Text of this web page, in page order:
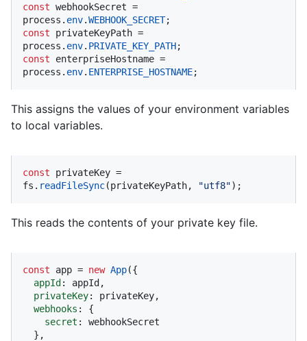
const webhookSecret =
process. env.WEBHOOK_SECRET
const privateKeyPath =
process. env. PRIVATE_KEY_PATH
const enterpriseHostname =
process. env. ENTERPRISE_HOSTNAME;
This assigns the values of your environment variables
to local variables.
const privateKey =
fs. readFileSync(privateKeyPath, "utf8");
This reads the contents of your private key file.
const app = new App({
appId : appId,
privateKey: privateKey,
webhooks : {
secret : webhookSecret